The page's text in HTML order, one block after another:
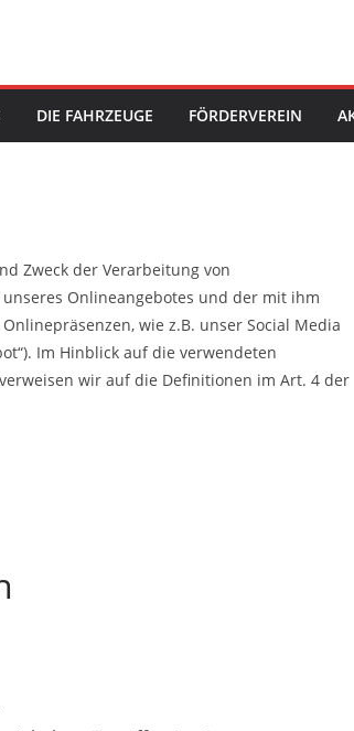
DIE FAHRZEUGE FÖRDERVEREIN
Zweck der Verarbeitung von
Onlineangebotes und der mit ihm
wie z.B. unser Social Media
Im Hinblick auf die verwendeten
wir auf die Definitionen im Art. 4 der